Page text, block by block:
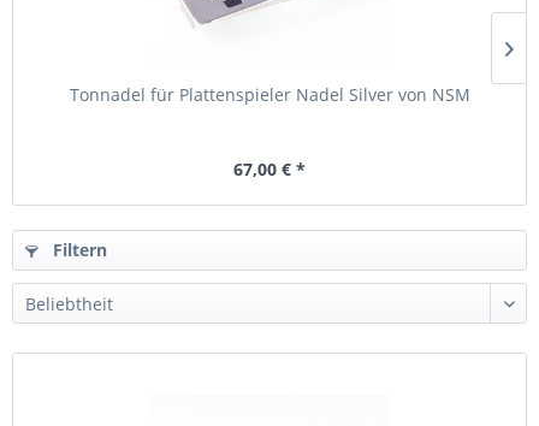
Tonnadel für Plattenspieler Nadel Silver von NSM
67,00 € *
Filtern